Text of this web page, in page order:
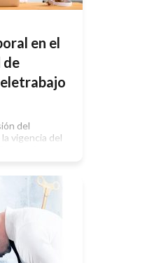
en el
de
del
vigencia del
quedisponía
las
“en sus
“abstenerse
de trabajo”
a la
por el Poder
[…]